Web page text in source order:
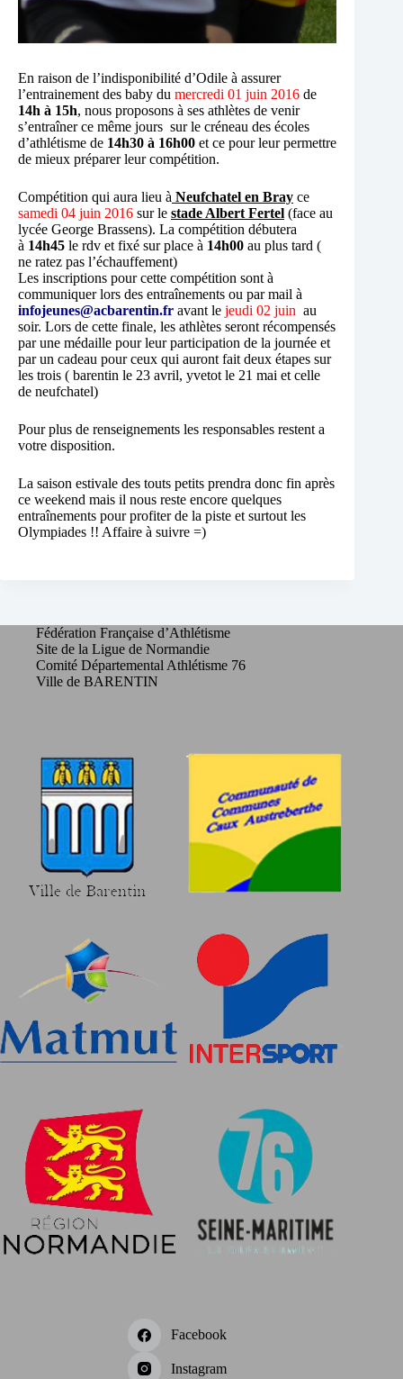
En raison de l’indisponibilité d’Odile à assurer
l’entrainement des baby du mercredi 01 juin 2016 de
14h à 15h, nous proposons à ses athlètes de venir
s’entraîner ce même jours sur le créneau des écoles
d’athlétisme de 14h30 à 16h00 et ce pour leur permettre
de mieux préparer leur compétition.
Compétition qui aura lieu à Neufchatel en Bray ce
samedi 04 juin 2016 sur le stade Albert Fertel (face au
lycée George Brassens). La compétition débutera
à 14h45 le rdv et fixé sur place à 14h00 au plus tard (
ne ratez pas l’échauffement)
Les inscriptions pour cette compétition sont à
communiquer lors des entraînements ou par mail à
infojeunes@acbarentin.fr avant le jeudi 02 juin au
soir. Lors de cette finale, les athlètes seront récompensés
par une médaille pour leur participation de la journée et
par un cadeau pour ceux qui auront fait deux étapes sur
les trois ( barentin le 23 avril, yvetot le 21 mai et celle
de neufchatel)
Pour plus de renseignements les responsables restent a
votre disposition.
La saison estivale des touts petits prendra donc fin après
ce weekend mais il nous reste encore quelques
entraînements pour profiter de la piste et surtout les
Olympiades !! Affaire à suivre =)
Fédération Française d’Athlétisme
Site de la Ligue de Normandie
Comité Départemental Athlétisme 76
Ville de BARENTIN
Facebook
Instagram